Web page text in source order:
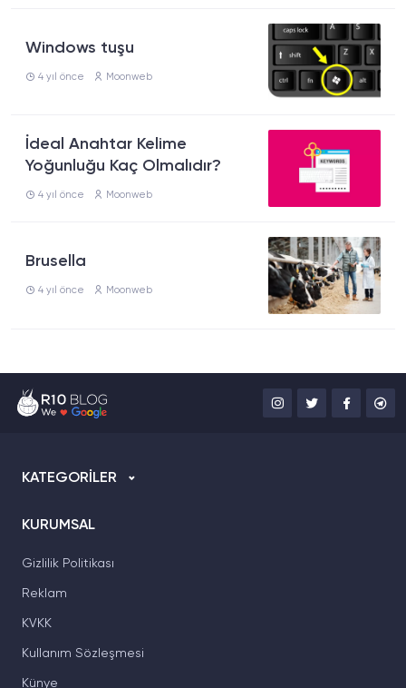
Windows tuşu
4 yıl önce Moonweb
İdeal Anahtar Kelime
Yoğunluğu Kaç Olmalıdır?
4 yıl önce Moonweb
Brusella
4 yıl önce Moonweb
KATEGORİLER
KURUMSAL
Gizlilik Politikası
Reklam
KVKK
Kullanım Sözleşmesi
Künye